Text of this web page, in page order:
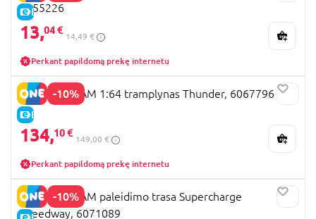
E-KAINA
6055226
13,04 €
14,49 €
Perkant papildomą prekę internetu
-10%
E-KAINA
MONSTER JAM 1:64 tramplynas Thunder, 6067796
134,10 €
149,00 €
Perkant papildomą prekę internetu
-10%
MONSTER JAM paleidimo trasa Supercharge
Speedway, 6071089